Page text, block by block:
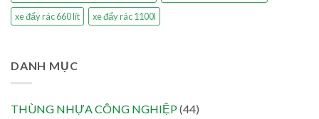
xe đẩy rác 660 lít
xe đẩy rác 1100l
DANH MỤC
THÙNG NHỰA CÔNG NGHIỆP(44)